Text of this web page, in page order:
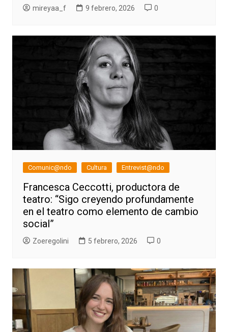
mireyaa_f 9 febrero, 2026 0
Comunic@ndo Cultura Entrevist@ndo
Francesca Ceccotti, productora de
teatro: “Sigo creyendo profundamente
en el teatro como elemento de cambio
social”
Zoeregolini 5 febrero, 2026 0